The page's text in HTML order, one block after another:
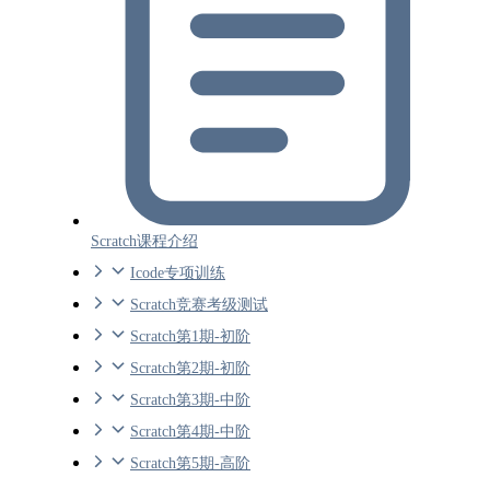
Scratch课程介绍
Icode专项训练
Scratch竞赛考级测试
Scratch第1期-初阶
Scratch第2期-初阶
Scratch第3期-中阶
Scratch第4期-中阶
Scratch第5期-高阶